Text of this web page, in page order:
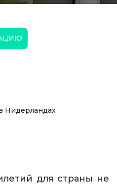
Нидерландах
для страны не